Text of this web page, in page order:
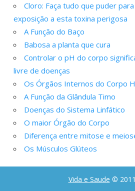
Cloro: Faça tudo que puder
exposição a esta toxina perigosa
A Função do Baço
Babosa a planta que cura
Controlar o pH do corpo
livre de doenças
Os Órgãos Internos do Corpo
A Função da Glândula Timo
Doenças do Sistema Linfático
O maior Órgão do Corpo
Diferença entre mitose e
Os Músculos Glúteos
Vida e Saude ©